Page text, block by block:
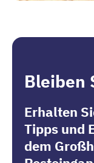
Bleiben
Erhalten
Tipps und
dem